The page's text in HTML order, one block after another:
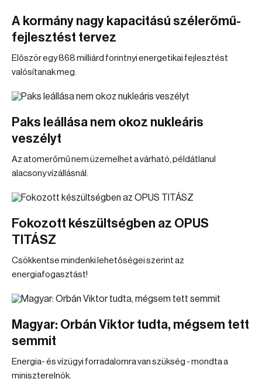
A kormány nagy kapacitású szélerőmű-
fejlesztést tervez
Először egy 868 milliárd forintnyi energetikai fejlesztést
valósítanak meg.
Paks leállása nem okoz nukleáris
veszélyt
Az atomerőmű nem üzemelhet a várható, példátlanul
alacsony vízállásnál.
Fokozott készültségben az OPUS
TITÁSZ
Csökkentse mindenki lehetőségei szerint az
energiafogasztást!
Magyar: Orbán Viktor tudta, mégsem tett
semmit
Energia- és vízügyi forradalomra van szükség - mondta a
miniszterelnök.